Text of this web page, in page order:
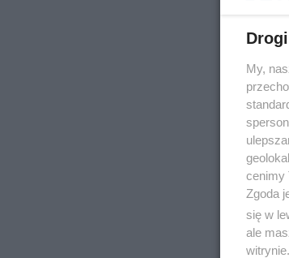
My,
cenimy
Zgoda
się w
ale
witrynie.